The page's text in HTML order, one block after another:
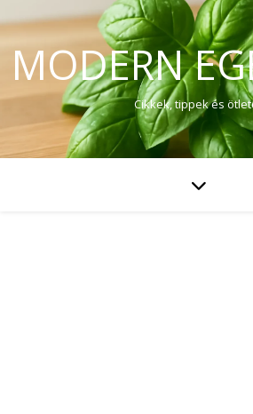
MODERN
Cikkek, tippek és